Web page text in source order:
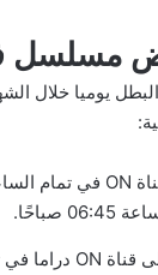
مسلسل
يوميا خلال
صباحًا.